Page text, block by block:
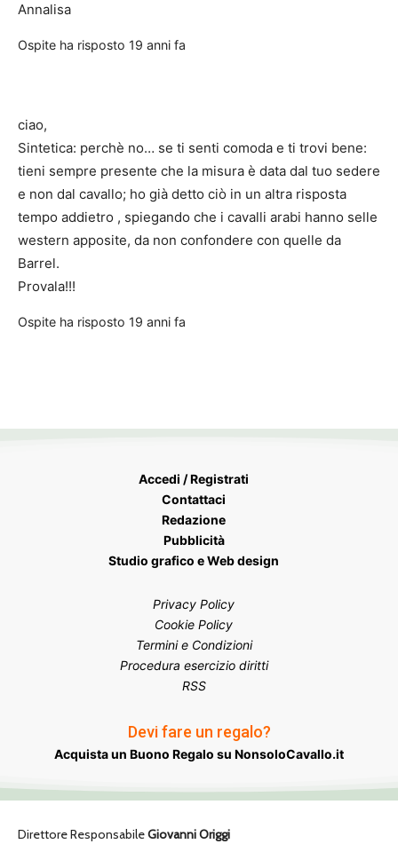
Annalisa
Ospite ha risposto 19 anni fa
ciao,
Sintetica: perchè no… se ti senti comoda e ti trovi bene:
tieni sempre presente che la misura è data dal tuo sedere
e non dal cavallo; ho già detto ciò in un altra risposta
tempo addietro , spiegando che i cavalli arabi hanno selle
western apposite, da non confondere con quelle da
Barrel.
Provala!!!
Ospite ha risposto 19 anni fa
Accedi / Registrati
Contattaci
Redazione
Pubblicità
Studio grafico e Web design
Privacy Policy
Cookie Policy
Termini e Condizioni
Procedura esercizio diritti
RSS
Devi fare un regalo?
Acquista un Buono Regalo su NonsoloCavallo.it
Direttore ResponsabileGiovanni Origgi